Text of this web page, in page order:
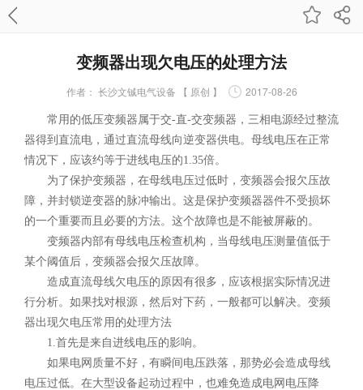
变频器出现欠电压的处理方法
作者： 长沙文铖电气设备 【 原创 】 2017-08-26
常用的低压变频器属于交-直-交变频器，三相电源经过整流
器得到直流电，通过直流母线向逆变器供电。母线电压在正常
情况下，应该约等于进线电压的1.35倍。
为了保护变频器，在母线电压过低时，变频器会报欠压故
障，并封锁逆变器的脉冲输出。这是保护变频器器件不受损坏
的一个重要而且必要的方法。这个故障也是不能被屏蔽的。
变频器内部有母线电压检查机构，当母线电压测量值低于
某个阈值后，变频器会报欠压故障。
造成直流母线欠电压的原因有很多，应该根据实际情况进
行分析。如果找对根源，然后对下药，一般都可以解决。变频
器出现欠电压常用的处理方法
1.首先是来自进线电压的影响。
如果电网质量不好，有瞬间电压跌落，那势必会造成母线
电压过低。在大型设备起动过程中，也难免造成电网电压降